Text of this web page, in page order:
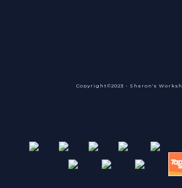
Copyright©2023 - Sharon's